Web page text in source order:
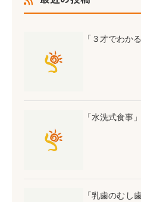
「３才でわか
「水洗式食事
「乳歯のむし